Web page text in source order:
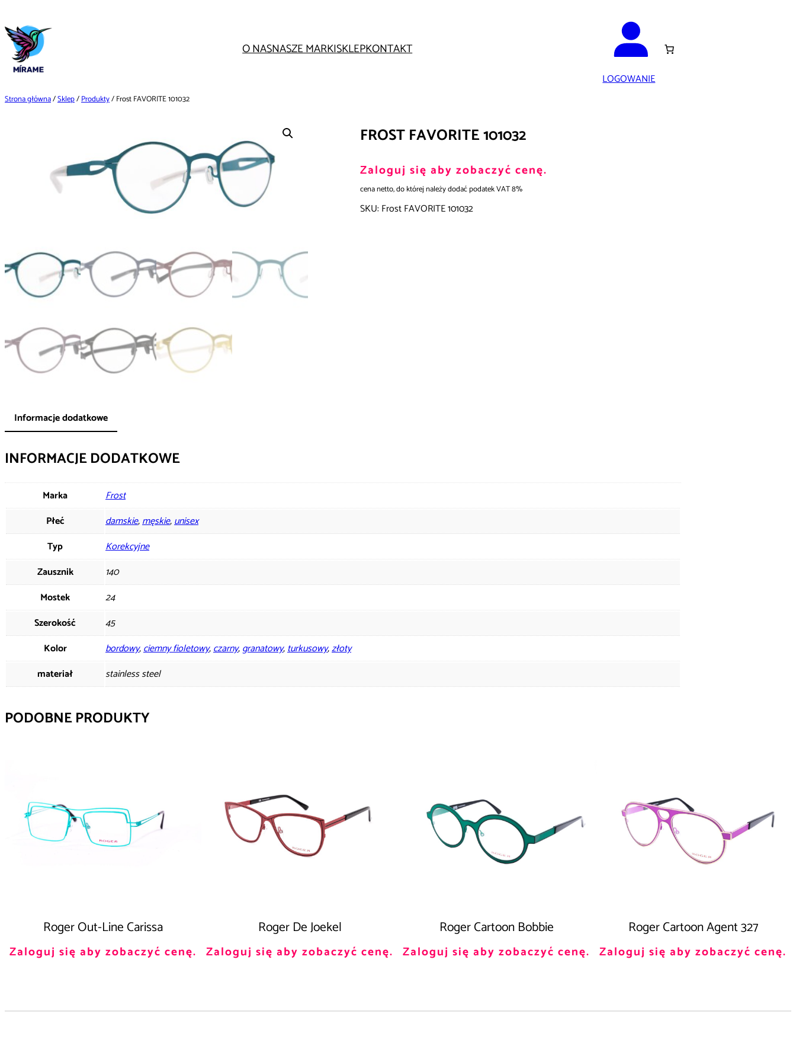
do
treści
O NASNASZE MARKISKLEPKONTAKT
LOGOWANIE
Strona główna/Sklep/Produkty/ Frost FAVORITE 101032
FROST FAVORITE 101032
Zaloguj się aby zobaczyć cenę.
cena netto, do której należy dodać podatek VAT 8%
SKU: Frost FAVORITE 101032
Informacje dodatkowe
INFORMACJE DODATKOWE
Marka
Frost
Płeć
damskie,męskie,unisex
Typ
Korekcyjne
Zausznik
140
Mostek
24
Szerokość
45
Kolor
bordowy,ciemny fioletowy,czarny,granatowy,turkusowy,złoty
materiał
stainless steel
PODOBNE PRODUKTY
Roger Out-Line Carissa
Zaloguj się aby zobaczyć cenę.
Roger De Joekel
Zaloguj się aby zobaczyć cenę.
Roger Cartoon Bobbie
Zaloguj się aby zobaczyć cenę.
Roger Cartoon Agent 327
Zaloguj się aby zobaczyć cenę.